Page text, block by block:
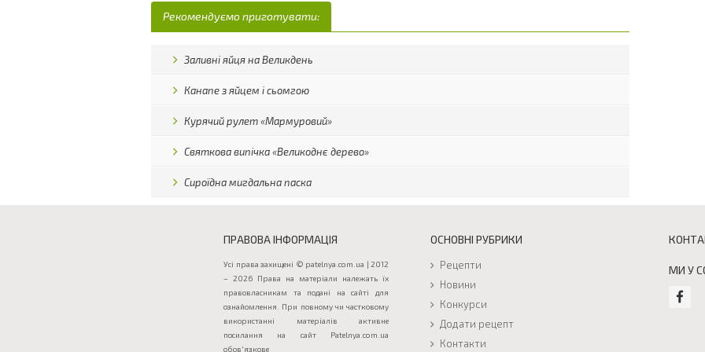
Рекомендуємо приготувати:
Заливні яйця на Великдень
Канапе з яйцем і сьомгою
Курячий рулет «Мармуровий»
Святкова випічка «Великоднє дерево»
Сироїдна мигдальна паска
ПРАВОВА ІНФОРМАЦІЯ
Усі права захищені © patelnya.com.ua | 2012
– 2026 Права на матеріали належать їх
правовласникам та подані на сайті для
ознайомлення. При повному чи частковому
використанні матеріалів активне
посилання на сайт Patelnya.com.ua
обов'язкове
ОСНОВНІ РУБРИКИ
Рецепти
Новини
Конкурси
Додати рецепт
Контакти
МИ У